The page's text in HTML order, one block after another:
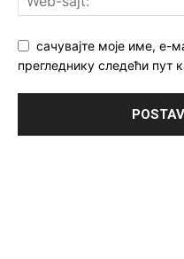
сачувајте моје име, е-
прегледнику следећи пут